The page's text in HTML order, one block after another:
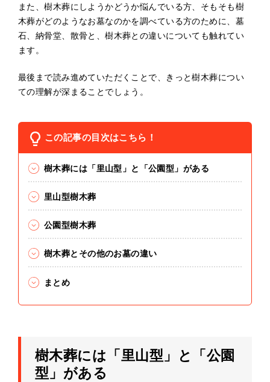
また、樹木葬にしようかどうか悩んでいる方、そもそも樹
木葬がどのようなお墓なのかを調べている方のために、墓
石、納骨堂、散骨と、樹木葬との違いについても触れてい
ます。
最後まで読み進めていただくことで、きっと樹木葬につい
ての理解が深まることでしょう。
この記事の目次はこちら！
樹木葬には「里山型」と「公園型」がある
里山型樹木葬
公園型樹木葬
樹木葬とその他のお墓の違い
まとめ
樹木葬には「里山型」と「公園
型」がある